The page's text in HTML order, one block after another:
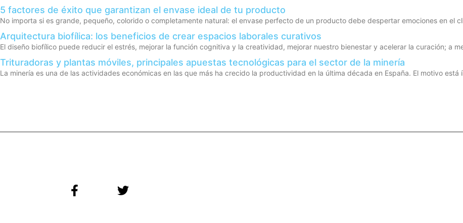
5 factores de éxito que garantizan el envase ideal de tu producto
No importa si es grande, pequeño, colorido o completamente natural: el envase perfecto de un producto debe despertar emociones en el
Arquitectura biofílica: los beneficios de crear espacios laborales curativos
El diseño biofílico puede reducir el estrés, mejorar la función cognitiva y la creatividad, mejorar nuestro bienestar y acelerar la curación; a
Trituradoras y plantas móviles, principales apuestas tecnológicas para el sector de la minería
La minería es una de las actividades económicas en las que más ha crecido la productividad en la última década en España. El motivo está